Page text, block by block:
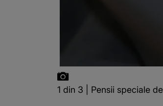
1 din 3 | Pensii speciale